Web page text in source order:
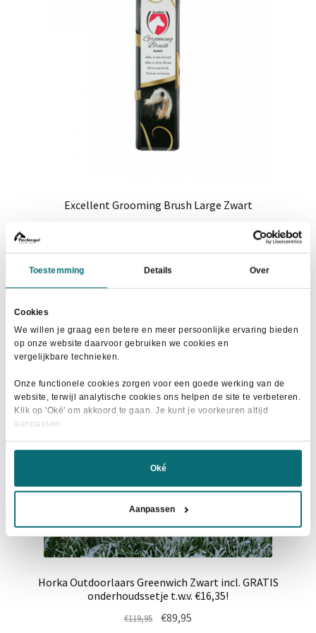
Toestemming Details Over
Cookies
We willen je graag een betere en meer persoonlijke ervaring bieden
op onze website daarvoor gebruiken we cookies en
vergelijkbare technieken.
Onze functionele cookies zorgen voor een goede werking van de
website, terwijl analytische cookies ons helpen de site te verbeteren.
Klik op 'Oké' om akkoord te gaan. Je kunt je voorkeuren altijd
aanpassen.
Oké
Aanpassen
Excellent Grooming Brush Large Zwart
Horka Outdoorlaars Greenwich Zwart incl. GRATIS
onderhoudssetje t.w.v. €16,35!
- 24%
€119,95
Oorspronkelijke
€89,95